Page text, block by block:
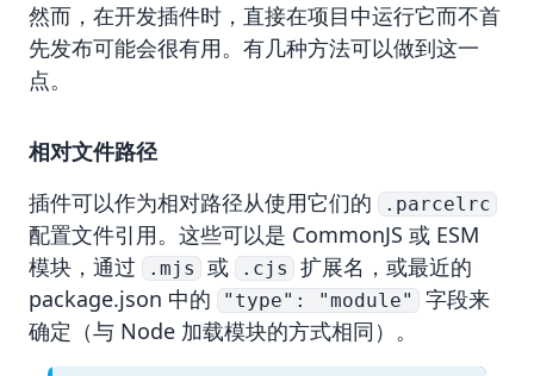
然而，在开发插件时，直接在项目中运行它而不首
先发布可能会很有用。有几种方法可以做到这一
点。
相对文件路径
插件可以作为相对路径从使用它们的
.parcelrc
配置文件引用。这些可以是 CommonJS 或 ESM
模块，通过
.mjs 或 .cjs
扩展名，或最近的
package.json 中的
"type": "module"
字段来
确定（与 Node 加载模块的方式相同）。